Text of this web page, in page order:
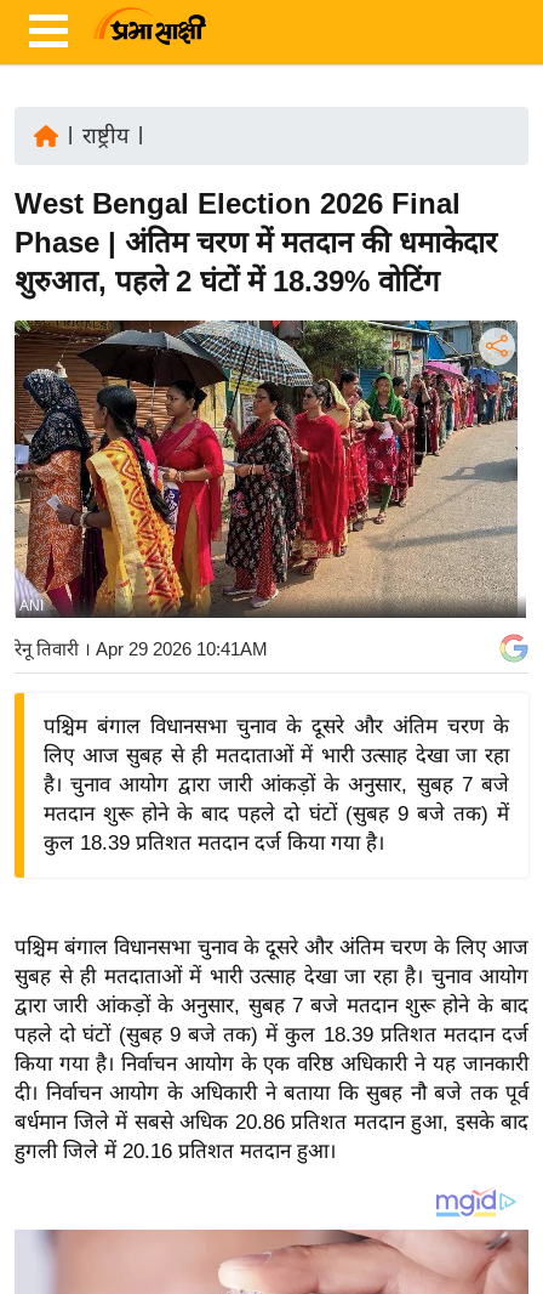
ज़ा
ख
ब
र
रा
ष्ट्री
य
अं
त
र्रा
ष्ट्री
य
बि
ज़
ने
द्यो
वि
शे
ष
ज्ञ
रा
य
ब
ज
खे
राष्ट्रीय|
West Bengal Election 2026 Final
Phase | अंतिम चरण में मतदान की धमाकेदार
शुरुआत, पहले 2 घंटों में 18.39% वोटिंग
ANI
रेनू तिवारी । Apr 29 2026 10:41AM
पश्चिम बंगाल विधानसभा चुनाव के दूसरे और अंतिम चरण के
लिए आज सुबह से ही मतदाताओं में भारी उत्साह देखा जा रहा
है। चुनाव आयोग द्वारा जारी आंकड़ों के अनुसार, सुबह 7 बजे
मतदान शुरू होने के बाद पहले दो घंटों (सुबह 9 बजे तक) में
कुल 18.39 प्रतिशत मतदान दर्ज किया गया है।
पश्चिम बंगाल विधानसभा चुनाव के दूसरे और अंतिम चरण के लिए आज
सुबह से ही मतदाताओं में भारी उत्साह देखा जा रहा है। चुनाव आयोग
द्वारा जारी आंकड़ों के अनुसार, सुबह 7 बजे मतदान शुरू होने के बाद
पहले दो घंटों (सुबह 9 बजे तक) में कुल 18.39 प्रतिशत मतदान दर्ज
किया गया है। निर्वाचन आयोग के एक वरिष्ठ अधिकारी ने यह जानकारी
दी। निर्वाचन आयोग के अधिकारी ने बताया कि सुबह नौ बजे तक पूर्व
बर्धमान जिले में सबसे अधिक 20.86 प्रतिशत मतदान हुआ, इसके बाद
हुगली जिले में 20.16 प्रतिशत मतदान हुआ।